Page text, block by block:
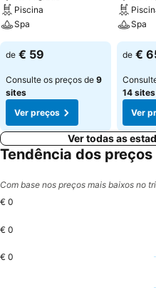
Piscina
Spa
de € 59
Consulte os preços de 9
sites
Ver preços
Spa
de €
14 sites
Ver
Ver todas as
Tendência dos preços
Com base nos preços mais baixos no
€ 0
€ 0
€ 0